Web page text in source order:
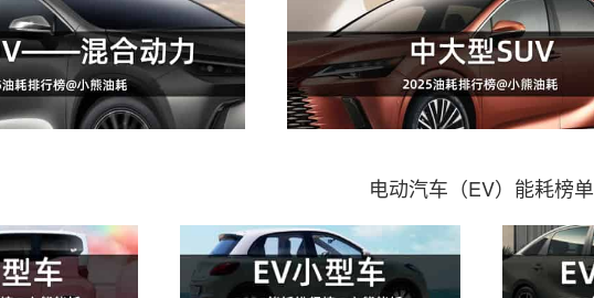
电动汽车（EV）能耗榜单